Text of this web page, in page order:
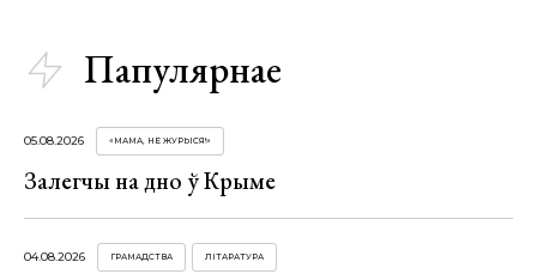
Папулярнае
05.08.2026 «МАМА, НЕ ЖУРЫСЯ!»
Залегчы на дно ў Крыме
04.08.2026 ГРАМАДСТВА ЛІТАРАТУРА